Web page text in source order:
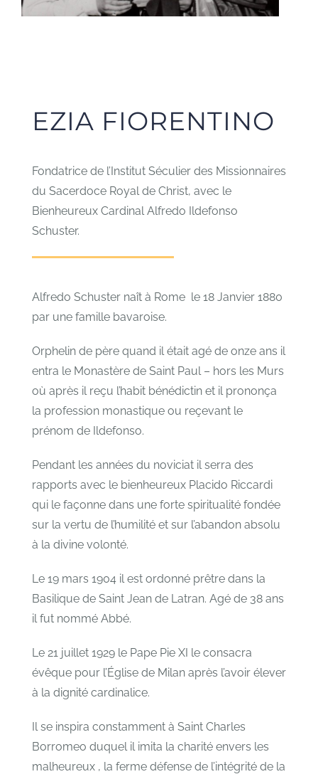
EZIA FIORENTINO
Fondatrice de l’Institut Séculier des Missionnaires
du Sacerdoce Royal de Christ, avec le
Bienheureux Cardinal Alfredo Ildefonso
Schuster.
Alfredo Schuster naît à Rome le 18 Janvier 1880
par une famille bavaroise.
Orphelin de père quand il était agé de onze ans il
entra le Monastère de Saint Paul – hors les Murs
où après il reçu l’habit bénédictin et il prononça
la profession monastique ou reçevant le
prénom de Ildefonso.
Pendant les années du noviciat il serra des
rapports avec le bienheureux Placido Riccardi
qui le façonne dans une forte spiritualité fondée
sur la vertu de l’humilité et sur l’abandon absolu
à la divine volonté.
Le 19 mars 1904 il est ordonné prêtre dans la
Basilique de Saint Jean de Latran. Agé de 38 ans
il fut nommé Abbé.
Le 21 juillet 1929 le Pape Pie XI le consacra
évêque pour l’Église de Milan après l’avoir élever
à la dignité cardinalice.
Il se inspira constamment à Saint Charles
Borromeo duquel il imita la charité envers les
malheureux , la ferme défense de l’intégrité de la